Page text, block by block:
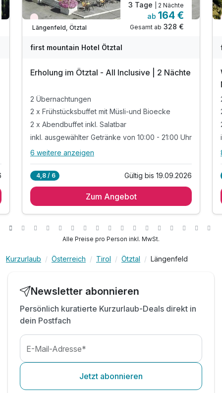
Nur noch Restplätze
Längenfeld, Ötztal
3 Tage | 2 Nächte
ab 164 €
Gesamt ab 328 €
first mountain Hotel Ötztal
Erholung im Ötztal - All Inclusive | 2 Nächte
2 Übernachtungen
2 x Frühstücksbuffet mit Müsli-und Bioecke
2 x Abendbuffet inkl. Salatbar
inkl. ausgewählter Getränke von 10:00 - 21:00 Uhr
Alle Inklusivleistungen
2 x Frühstücksbuffet mit Müsli-und Bioecke
inkl. Lunchpaket zum Selbermachen
inkl. Wellnessbereich lt. Öffnungszeiten
inkl. Parkplatz
6 weitere anzeigen
4,8 / 6 Gültig bis 19.09.2026
Zum Angebot
Alle Preise pro Person inkl. MwSt.
Kurzurlaub Österreich Tirol Ötztal Längenfeld
Newsletter abonnieren
Persönlich kuratierte Kurzurlaub-Deals direkt in
dein Postfach
E-Mail-Adresse*
Jetzt abonnieren